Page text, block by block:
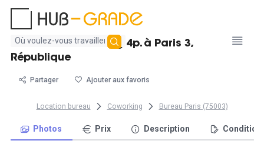
Aucun
résultat
trouvé
Bureau en coworking 4p. à Paris 3,
République
Partager Ajouter aux favoris
Location bureau Coworking Bureau Paris (75003)
Photos Prix Description